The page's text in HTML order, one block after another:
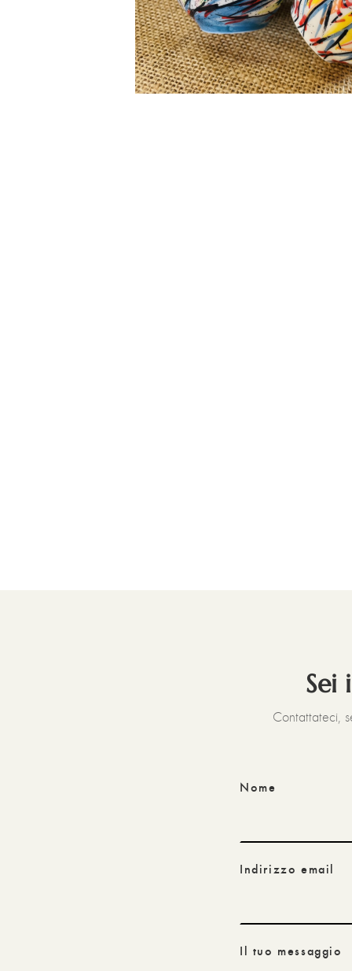
Sei
Contattateci,
Nome
Indirizzo email
Il tuo messaggio